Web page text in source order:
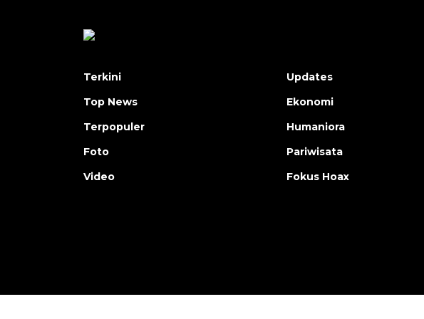
Terkini
Top News
Terpopuler
Foto
Video
Updates
Ekonomi
Humaniora
Pariwisata
Fokus Hoax